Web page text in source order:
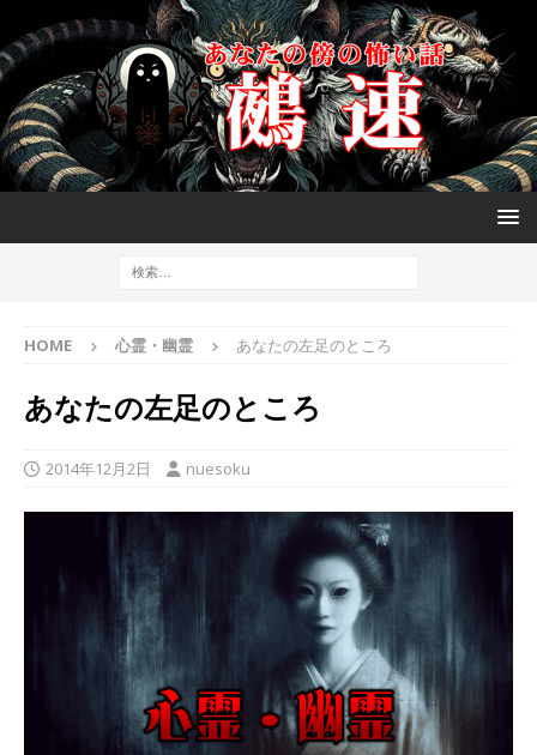
HOME 心霊・幽霊 あなたの左足のところ
あなたの左足のところ
2014年12月2日 nuesoku